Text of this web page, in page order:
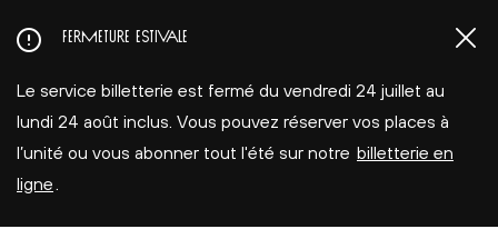
au
principal
FERMETURE ESTIVALE
Le service billetterie est fermé du vendredi 24 juillet au
lundi 24 août inclus. Vous pouvez réserver vos places à
l’unité ou vous abonner tout l'été sur notre billetterie en
ligne